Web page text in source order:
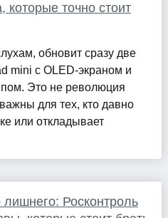
которые точно стоит
обновит сразу две
mini с OLED-экраном и
Это не революция
для тех, кто давно
или откладывает
Росконтроль